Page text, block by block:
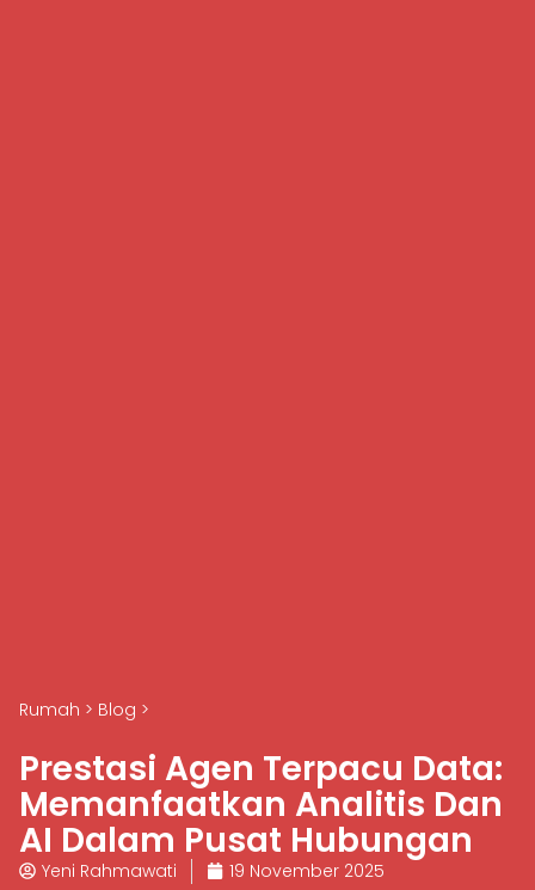
Rumah > Blog >
Prestasi Agen Terpacu Data:
Memanfaatkan Analitis Dan
AI Dalam Pusat Hubungan
Yeni Rahmawati 19 November 2025